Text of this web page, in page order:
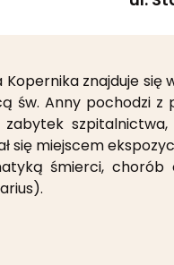
Kopernika znajduje
Anny pochodzi z
się miejscem
śmierci, chorób